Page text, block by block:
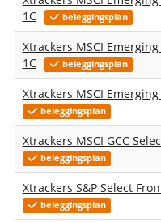
1C
beleggingsplan
Xtrackers MSCI
1C
beleggingsplan
Xtrackers MSCI Emerging
beleggingsplan
Xtrackers MSCI GCC
beleggingsplan
Xtrackers S&P Select
beleggingsplan